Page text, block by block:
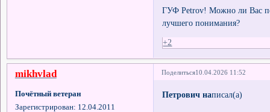
ГУФ Petrov! Можно ли Вас
лучшего понимания?
+2
Поделиться10.04.2026 11:52
mikhvlad
Почётный ветеран
Зарегистрирован: 12.04.2011
Петрович написал(а)